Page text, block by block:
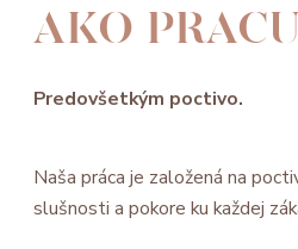
AKO
Predovšetkým poctivo.
Naša práca je založená na
slušnosti a pokore ku každej